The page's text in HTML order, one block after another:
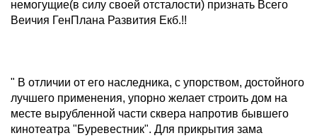
немогущие(в силу своей отсталости) признать Всего
Веичия ГенПлана Развития Екб.!!
" В отличии от его наследника, с упорством, достойного
лучшего применения, упорно желает строить дом на
месте вырубленной части сквера напротив бывшего
кинотеатра "Буревестник". Для прикрытия зама